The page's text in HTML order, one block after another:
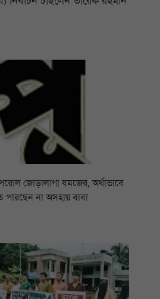
জোড়ালাগা যমজের, অর্থাভাবে
পারছেন না অসহায় বাবা